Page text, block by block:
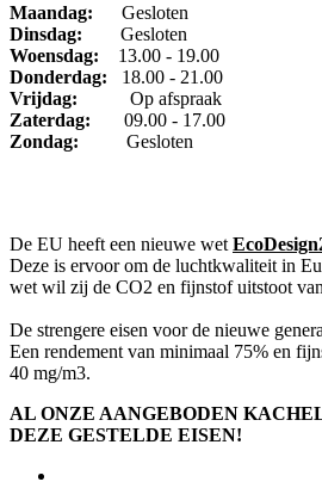
Maandag: Gesloten
Dinsdag: Gesloten
Woensdag: 13.00 - 19.00
Donderdag: 18.00 - 21.00
Vrijdag:
Op afspraak
Zaterdag: 09.00 - 17.00
Zondag: Gesloten
De EU heeft een nieuwe wet
Deze is ervoor om de luchtkwaliteit in
wet wil zij de CO2 en fijnstof uitstoot
De strengere eisen voor de nieuwe
Een rendement van minimaal 75% en
40 mg/m3.
AL ONZE AANGEBODEN
DEZE GESTELDE EISEN!